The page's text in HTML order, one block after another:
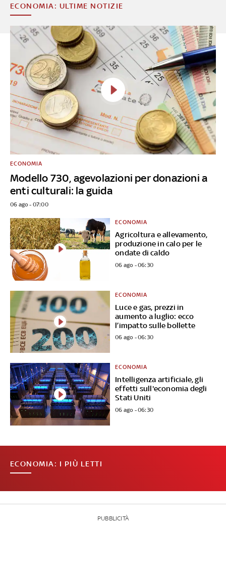
ECONOMIA: ULTIME NOTIZIE
Modello 730, agevolazioni per donazioni a
enti culturali: la guida
ECONOMIA
06 ago - 07:00
Agricoltura e allevamento,
produzione in calo per le
ondate di caldo
ECONOMIA
06 ago - 06:30
Luce e gas, prezzi in
aumento a luglio: ecco
l’impatto sulle bollette
ECONOMIA
06 ago - 06:30
Intelligenza artificiale, gli
effetti sull'economia degli
Stati Uniti
ECONOMIA
06 ago - 06:30
ECONOMIA: I PIÙ LETTI
PUBBLICITÀ